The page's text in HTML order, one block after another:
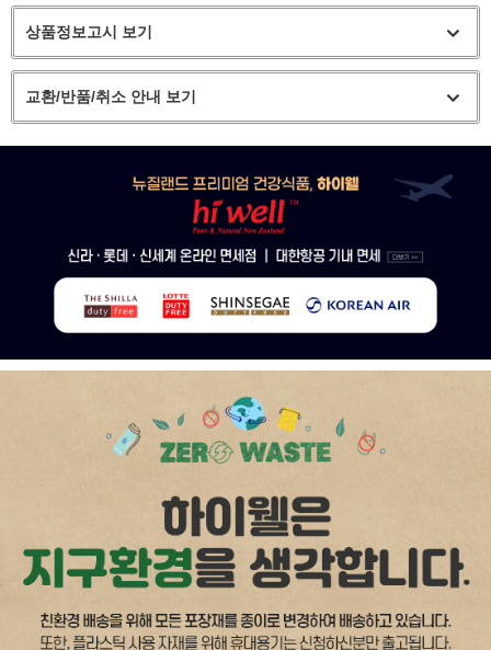
상품정보고시 보기
교환/반품/취소 안내 보기